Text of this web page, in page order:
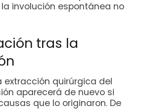
involución espontánea no
tras la
extracción quirúrgica del
aparecerá de nuevo si
que lo originaron. De